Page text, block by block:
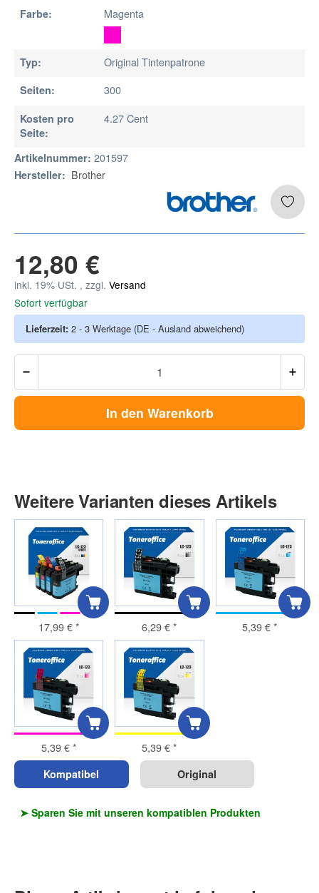
Farbe: Magenta
Typ: Original Tintenpatrone
Seiten: 300
Kosten pro
Seite:
4.27 Cent
Artikelnummer: 201597
Hersteller: Brother
12,80 €
inkl. 19% USt. , zzgl. Versand
Sofort verfügbar
Lieferzeit: 2 - 3 Werktage (DE - Ausland abweichend)
In den Warenkorb
Weitere Varianten dieses Artikels
17,99 €* 6,29 €* 5,39 €*
5,39 €* 5,39 €*
Kompatibel Original
➤ Sparen Sie mit unseren kompatiblen Produkten